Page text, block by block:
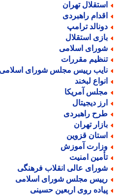
تهران
راهبردی
ترامپ
استقلال
اسلامی
مقررات
رییس مجلس شورای اسلامی
لبخند
آمریکا
دیجیتال
راهبردی
تهران
قزوین
آموزش
امنیت
عالی انقلاب فرهنگی
مجلس شورای اسلامی
روی اربعین حسینی